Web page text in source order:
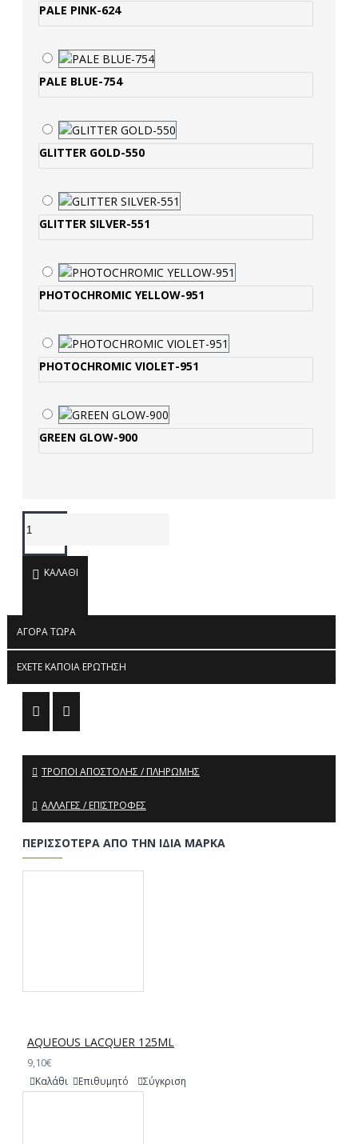
PALE PINK-624
PALE BLUE-754
GLITTER GOLD-550
GLITTER SILVER-551
PHOTOCHROMIC YELLOW-951
PHOTOCHROMIC VIOLET-951
GREEN GLOW-900
ΚΑΛΆΘΙ
ΑΓΟΡΆ ΤΏΡΑ
ΈΧΕΤΕ ΚΆΠΟΙΑ ΕΡΏΤΗΣΗ
ΤΡΌΠΟΙ ΑΠΟΣΤΟΛΉΣ / ΠΛΗΡΩΜΉΣ
ΑΛΛΑΓΈΣ / ΕΠΙΣΤΡΟΦΈΣ
ΠΕΡΙΣΣΌΤΕΡΑ ΑΠΌ ΤΗΝ ΊΔΙΑ ΜΆΡΚΑ
AQUEOUS LACQUER 125ML
9,10€
Καλάθι Επιθυμητό Σύγκριση